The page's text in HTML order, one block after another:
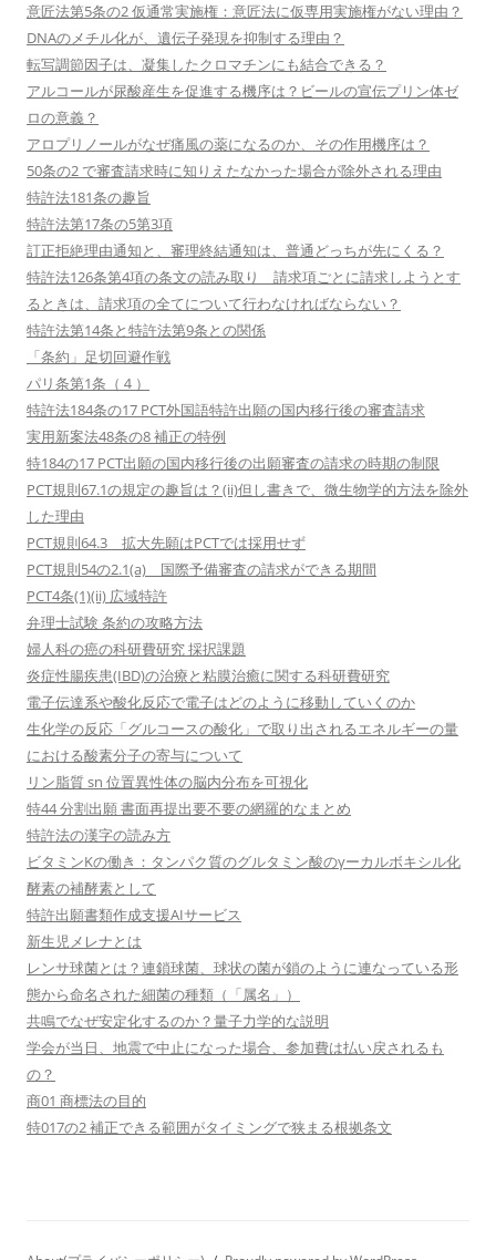
意匠法第5条の2 仮通常実施権：意匠法に仮専用実施権がない理由？
DNAのメチル化が、遺伝子発現を抑制する理由？
転写調節因子は、凝集したクロマチンにも結合できる？
アルコールが尿酸産生を促進する機序は？ビールの宣伝プリン体ゼ
ロの意義？
アロプリノールがなぜ痛風の薬になるのか、その作用機序は？
50条の2 で審査請求時に知りえたなかった場合が除外される理由
特許法181条の趣旨
特許法第17条の5第3項
訂正拒絶理由通知と、審理終結通知は、普通どっちが先にくる？
特許法126条第4項の条文の読み取り 請求項ごとに請求しようとす
るときは、請求項の全てについて行わなければならない？
特許法第14条と特許法第9条との関係
「条約」足切回避作戦
パリ条第1条（４）
特許法184条の17 PCT外国語特許出願の国内移行後の審査請求
実用新案法48条の8 補正の特例
特184の17 PCT出願の国内移行後の出願審査の請求の時期の制限
PCT規則67.1の規定の趣旨は？(ii)但し書きで、微生物学的方法を除外
した理由
PCT規則64.3 拡大先願はPCTでは採用せず
PCT規則54の2.1(a) 国際予備審査の請求ができる期間
PCT4条(1)(ii) 広域特許
弁理士試験 条約の攻略方法
婦人科の癌の科研費研究 採択課題
炎症性腸疾患(IBD)の治療と粘膜治癒に関する科研費研究
電子伝達系や酸化反応で電子はどのように移動していくのか
生化学の反応「グルコースの酸化」で取り出されるエネルギーの量
における酸素分子の寄与について
リン脂質 sn 位置異性体の脳内分布を可視化
特44 分割出願 書面再提出要不要の網羅的なまとめ
特許法の漢字の読み方
ビタミンKの働き：タンパク質のグルタミン酸のγーカルボキシル化
酵素の補酵素として
特許出願書類作成支援AIサービス
新生児メレナとは
レンサ球菌とは？連鎖球菌、球状の菌が鎖のように連なっている形
態から命名された細菌の種類（「属名」）
共鳴でなぜ安定化するのか？量子力学的な説明
学会が当日、地震で中止になった場合、参加費は払い戻されるも
の？
商01 商標法の目的
特017の2 補正できる範囲がタイミングで狭まる根拠条文